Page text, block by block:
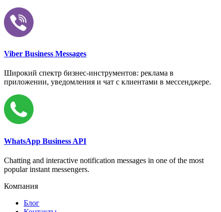
Viber Business Messages
Широкий спектр бизнес-инструментов: реклама в
приложении, уведомления и чат с клиентами в мессенджере.
WhatsApp Business API
Chatting and interactive notification messages in one of the most
popular instant messengers.
Компания
Блог